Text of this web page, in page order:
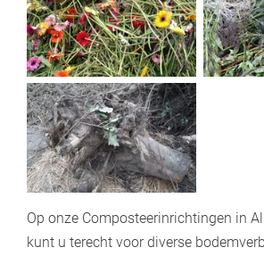
Op onze Composteerinrichtingen in
kunt u terecht voor diverse